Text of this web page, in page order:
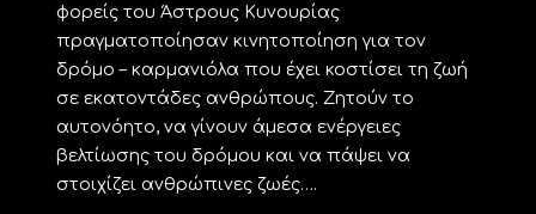
φορείς του Άστρους Κυνουρίας
πραγματοποίησαν κινητοποίηση για τον
δρόμο – καρμανιόλα που έχει κοστίσει τη ζωή
σε εκατοντάδες ανθρώπους. Ζητούν το
αυτονόητο, να γίνουν άμεσα ενέργειες
βελτίωσης του δρόμου και να πάψει να
στοιχίζει ανθρώπινες ζωές….